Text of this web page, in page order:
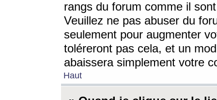
rangs du forum comme il
Veuillez ne pas abuser du
seulement pour augmenter
toléreront pas cela, et un
abaissera simplement votre
Haut